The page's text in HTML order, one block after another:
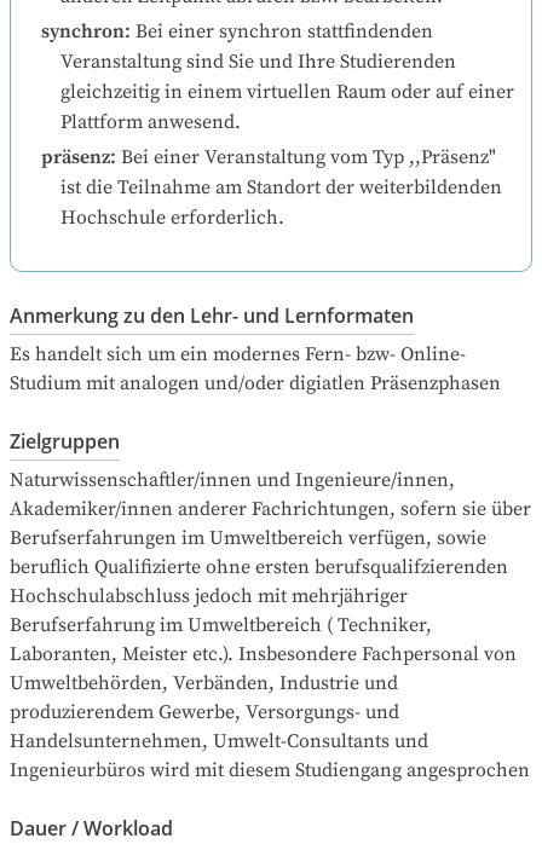
synchron: Bei einer synchron stattfindenden
Veranstaltung sind Sie und Ihre Studierenden
gleichzeitig in einem virtuellen Raum oder auf einer
Plattform anwesend.
präsenz: Bei einer Veranstaltung vom Typ ,,Präsenz"
ist die Teilnahme am Standort der weiterbildenden
Hochschule erforderlich.
Anmerkung zu den Lehr- und Lernformaten
Es handelt sich um ein modernes Fern- bzw- Online-
Studium mit analogen und/oder digiatlen Präsenzphasen
Zielgruppen
Naturwissenschaftler/innen und Ingenieure/innen,
Akademiker/innen anderer Fachrichtungen, sofern sie über
Berufserfahrungen im Umweltbereich verfügen, sowie
beruflich Qualifizierte ohne ersten berufsqualifzierenden
Hochschulabschluss jedoch mit mehrjähriger
Berufserfahrung im Umweltbereich ( Techniker,
Laboranten, Meister etc.). Insbesondere Fachpersonal von
Umweltbehörden, Verbänden, Industrie und
produzierendem Gewerbe, Versorgungs- und
Handelsunternehmen, Umwelt-Consultants und
Ingenieurbüros wird mit diesem Studiengang angesprochen
Dauer / Workload